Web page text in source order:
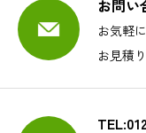
お問い
お気軽
お見積